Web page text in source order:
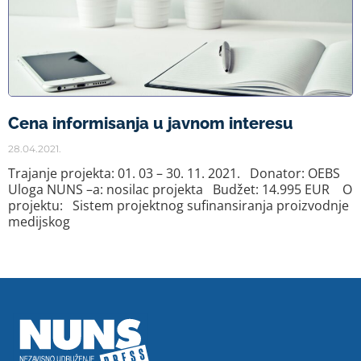
Cena informisanja u javnom interesu
28.04.2021.
Trajanje projekta: 01. 03 – 30. 11. 2021. Donator: OEBS
Uloga NUNS –a: nosilac projekta Budžet: 14.995 EUR O
projektu: Sistem projektnog sufinansiranja proizvodnje
medijskog